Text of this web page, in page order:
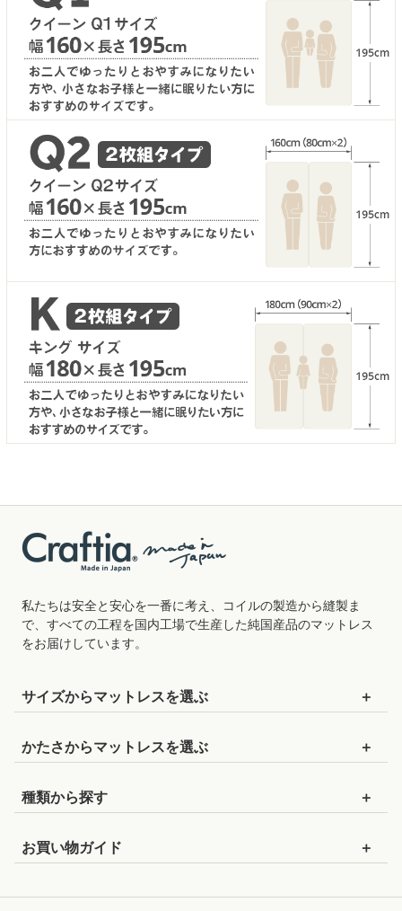
私たちは安全と安心を一番に考え、コイルの製造から縫製ま
で、すべての工程を国内工場で生産した純国産品のマットレス
をお届けしています。
サイズからマットレスを選ぶ
セミシングル：幅80cm×長さ195cm
セミシングル90
かたさからマットレスを選ぶ
ややかためのマットレス
標準的な硬さのマットレス
種類から探す
セレクトオーダーマットレス
ピロートップ
お買い物ガイド